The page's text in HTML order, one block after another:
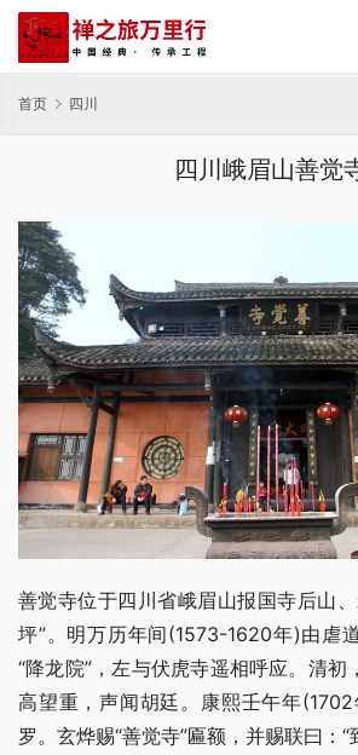
首页 四川
四川峨眉山善觉
善觉寺位于四川省峨眉山报国寺后山
坪”。明万历年间(1573-1620年)由虐
“降龙院”，左与伏虎寺遥相呼应。清初
高望重，声闻胡廷。康熙壬午年
罗。玄烨赐“善觉寺”匾额，并赐联曰：